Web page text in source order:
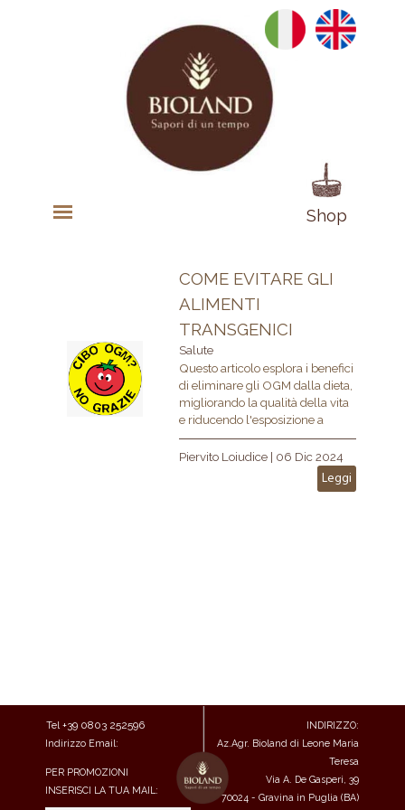
Shop
COME EVITARE GLI
ALIMENTI
TRANSGENICI
Salute
Questo articolo esplora i benefici
di eliminare gli OGM dalla dieta,
migliorando la qualità della vita
e riducendo l'esposizione a
additivi e sostanze artificiali.
Piervito Loiudice | 06 Dic 2024
Leggi
Tel +39 0803 252596
PER PROMOZIONI
INSERISCI LA TUA MAIL:
INDIRIZZO:
Az.Agr. Bioland di Leone Maria
Teresa
Via A. De Gasperi, 39
70024 - Gravina in Puglia (BA)
Indirizzo Email:
commerciale@bioland.it